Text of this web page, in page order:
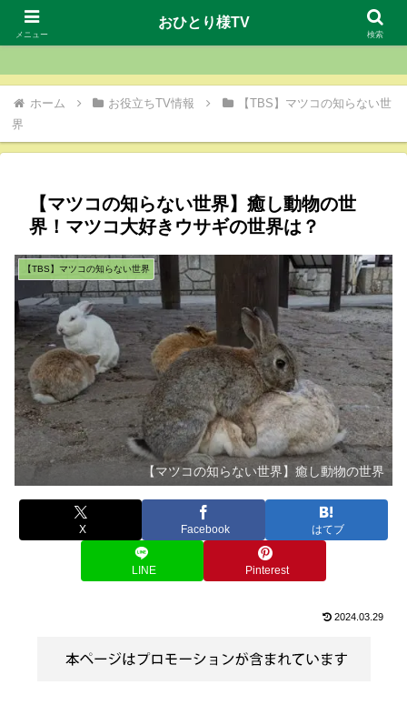
おひとり様TV
ホーム お役立ちTV情報
【TBS】マツコの知らない世
界
【マツコの知らない世界】癒し動物の世
界！マツコ大好きウサギの世界は？
【TBS】マツコの知らない世界
【マツコの知らない世界】癒し動物の世界
X Facebook はてブ
LINE Pinterest
2024.03.29
メニュー
おひとり様TV
検索